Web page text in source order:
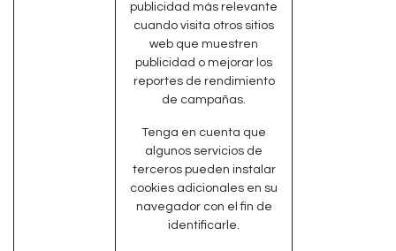
publicidad más relevante
cuando visita otros sitios
web que muestren
publicidad o mejorar los
reportes de rendimiento
de campañas.
Tenga en cuenta que
algunos servicios de
terceros pueden instalar
cookies adicionales en su
navegador con el fin de
identificarle.